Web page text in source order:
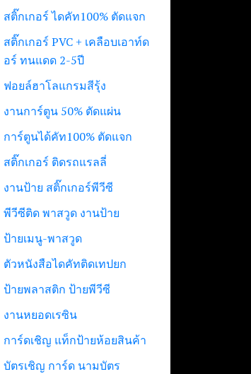
สติ๊กเกอร์ ไดคัท100% ตัดแจก
สติ๊กเกอร์ PVC + เคลือบเอาท์ด
อร์ ทนแดด 2-5ปี
ฟอยล์ฮาโลแกรมสีรุ้ง
งานการ์ตูน 50% ตัดแผ่น
การ์ตูนได้คัท100% ตัดแจก
สติ๊กเกอร์ ติดรถแรลลี่
งานป้าย สติ๊กเกอร์พีวีซี
พีวีซีติด พาสวูด งานป้าย
ป้ายเมนู-พาสวูด
ตัวหนังสือไดคัทติดเทปยก
ป้ายพลาสติก ป้ายพีวีซี
งานหยอดเรซิน
การ์ดเชิญ แท็กป้ายห้อยสินค้า
บัตรเชิญ การ์ด นามบัตร